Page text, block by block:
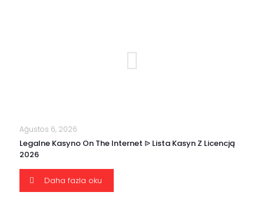
Ağustos 6, 2026
Legalne Kasyno On The Internet ᐉ Lista Kasyn Z Licencją
2026
Daha fazla oku